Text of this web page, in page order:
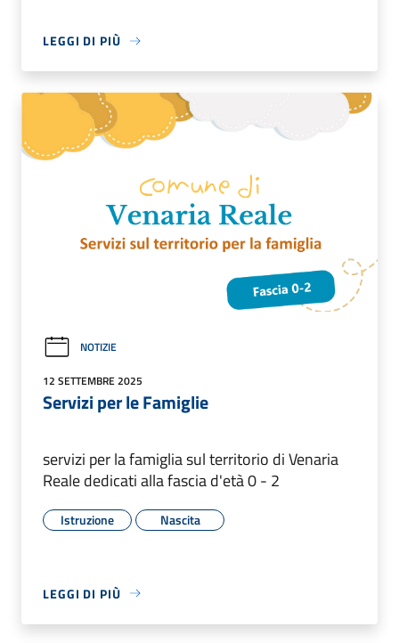
LEGGI DI PIÙ
NOTIZIE
12 SETTEMBRE 2025
Servizi per le Famiglie
servizi per la famiglia sul territorio di Venaria
Reale dedicati alla fascia d'età 0 - 2
Istruzione Nascita
LEGGI DI PIÙ